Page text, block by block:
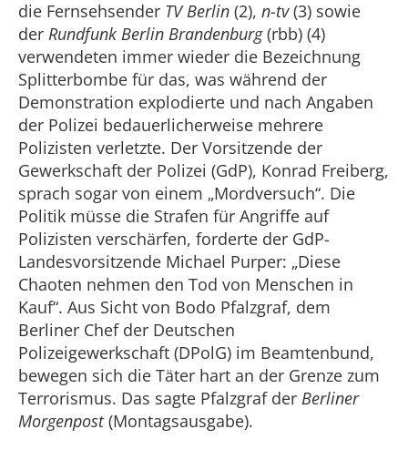
die Fernsehsender TV Berlin (2), n-tv(3) sowie
der Rundfunk Berlin Brandenburg(rbb) (4)
verwendeten immer wieder die Bezeichnung
Splitterbombe für das, was während der
Demonstration explodierte und nach Angaben
der Polizei bedauerlicherweise mehrere
Polizisten verletzte. Der Vorsitzende der
Gewerkschaft der Polizei (GdP), Konrad Freiberg,
sprach sogar von einem „Mordversuch“. Die
Politik müsse die Strafen für Angriffe auf
Polizisten verschärfen, forderte der GdP-
Landesvorsitzende Michael Purper: „Diese
Chaoten nehmen den Tod von Menschen in
Kauf“. Aus Sicht von Bodo Pfalzgraf, dem
Berliner Chef der Deutschen
Polizeigewerkschaft (DPolG) im Beamtenbund,
bewegen sich die Täter hart an der Grenze zum
Terrorismus. Das sagte Pfalzgraf der Berliner
Morgenpost(Montagsausgabe).